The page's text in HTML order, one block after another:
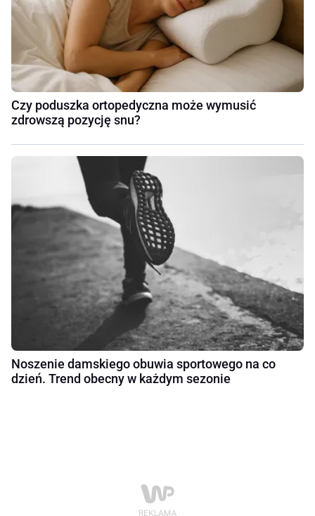
Czy poduszka ortopedyczna może wymusić
zdrowszą pozycję snu?
Noszenie damskiego obuwia sportowego na co
dzień. Trend obecny w każdym sezonie